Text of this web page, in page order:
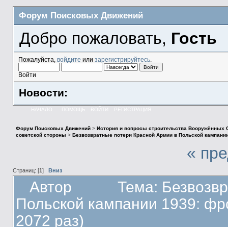
Форум Поисковых Движений
Добро пожаловать, Гость
Пожалуйста, войдите или зарегистрируйтесь.
Войти
Новости:
НАЧАЛО ПОМОЩЬ ВОЙТИ РЕГИСТРАЦИЯ
Форум Поисковых Движений> История и вопросы строительства Вооружённых
советской стороны > Безвозвратные потери Красной Армии в Польской
«
Страниц: [1 ] Вниз
Автор
Тема:
Польской кампании 1939:
2072 раз)